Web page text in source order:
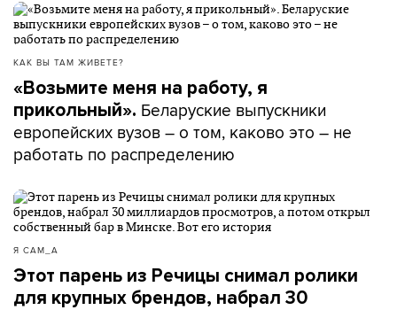
КАК ВЫ ТАМ ЖИВЕТЕ?
«Возьмите меня на работу, я
прикольный». Беларуские выпускники
европейских вузов – о том, каково это – не
работать по распределению
Я САМ_А
Этот парень из Речицы снимал ролики
для крупных брендов, набрал 30